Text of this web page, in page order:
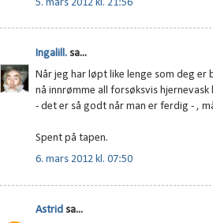
5. mars 2012 kl. 21:56
Ingalill. sa...
Når jeg har løpt like lenge som deg
nå innrømme all forsøksvis
- det er så godt når man er ferdig - ,
Spent på tapen.
6. mars 2012 kl. 07:50
Astrid sa...